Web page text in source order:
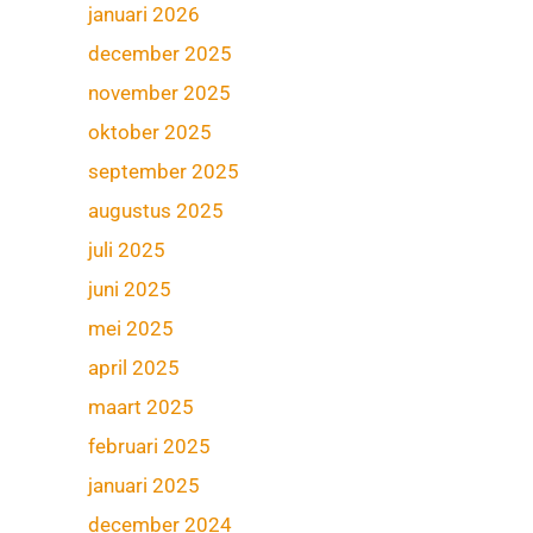
januari 2026
december 2025
november 2025
oktober 2025
september 2025
augustus 2025
juli 2025
juni 2025
mei 2025
april 2025
maart 2025
februari 2025
januari 2025
december 2024